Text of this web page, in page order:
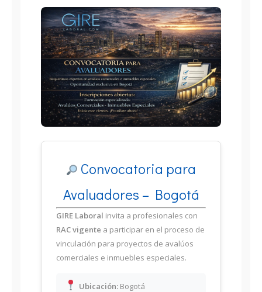
Convocatoria para
Avaluadores – Bogotá
GIRE Laboral invita a profesionales con
RAC vigente a participar en el proceso de
vinculación para proyectos de avalúos
comerciales e inmuebles especiales.
Ubicación:Bogotá